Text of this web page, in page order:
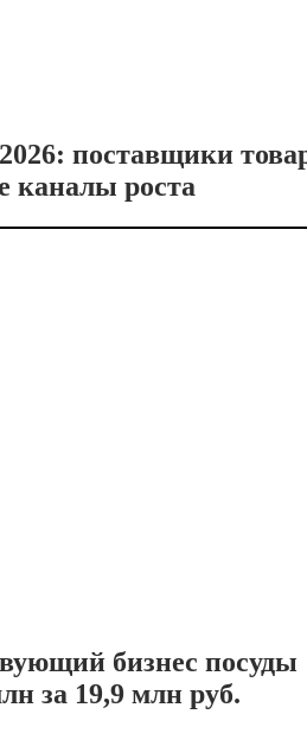
поставщики
каналы роста
бизнес посуды
за 19,9 млн руб.